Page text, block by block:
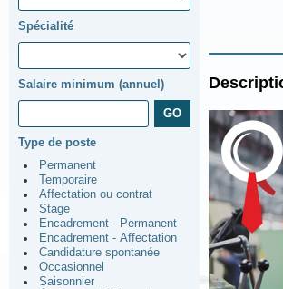
Spécialité
Salaire minimum (annuel)
Type de poste
Permanent
Temporaire
Affectation ou contrat
Stage
Encadrement - Permanent
Encadrement - Affectation
Candidature spontanée
Occasionnel
Saisonnier